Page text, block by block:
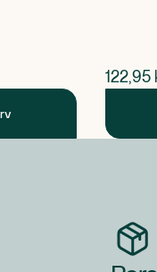
$
122,95